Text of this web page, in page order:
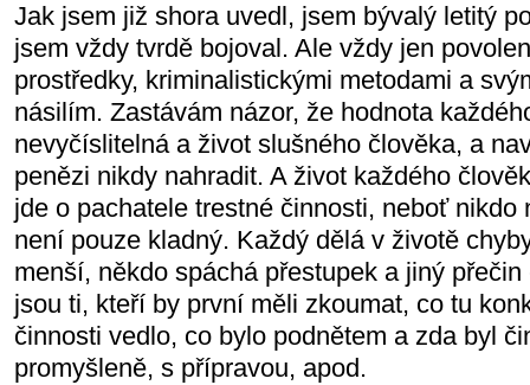
Jak jsem již shora uvedl, jsem bývalý letitý
jsem vždy tvrdě bojoval. Ale vždy jen
prostředky, kriminalistickými metodami a
násilím. Zastávám názor, že hodnota
nevyčíslitelná a život slušného člověka, a
penězi nikdy nahradit. A život každého
jde o pachatele trestné činnosti, neboť nikdo
není pouze kladný. Každý dělá v životě
menší, někdo spáchá přestupek a jiný
jsou ti, kteří by první měli zkoumat, co tu
činnosti vedlo, co bylo podnětem a zda byl
promyšleně, s přípravou, apod.